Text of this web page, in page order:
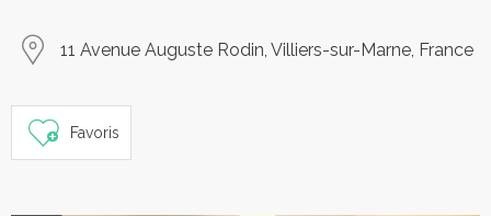
11 Avenue Auguste Rodin, Villiers-sur-Marne, France
Favoris